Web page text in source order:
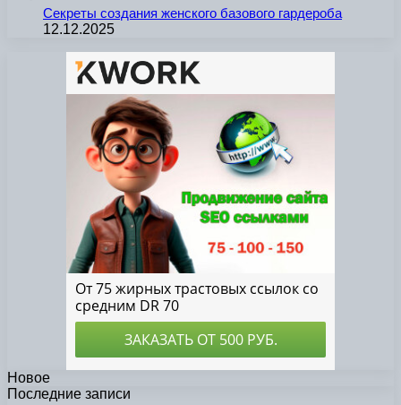
Секреты создания женского базового гардероба
12.12.2025
Новое
Последние записи